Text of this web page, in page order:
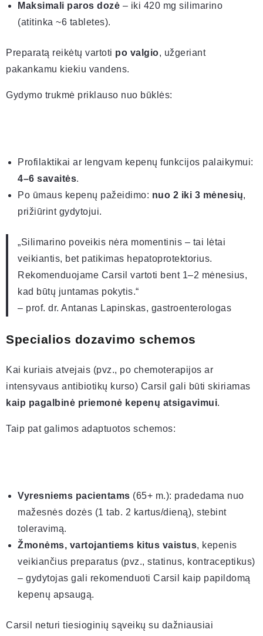
Maksimali paros dozė – iki 420 mg silimarino
(atitinka ~6 tabletes).
Preparatą reikėtų vartoti po valgio, užgeriant
pakankamu kiekiu vandens.
Gydymo trukmė priklauso nuo būklės:
Profilaktikai ar lengvam kepenų funkcijos palaikymui:
4–6 savaitės.
Po ūmaus kepenų pažeidimo: nuo 2 iki 3 mėnesių,
prižiūrint gydytojui.
„Silimarino poveikis nėra momentinis – tai lėtai
veikiantis, bet patikimas hepatoprotektorius.
Rekomenduojame Carsil vartoti bent 1–2 mėnesius,
kad būtų juntamas pokytis.“
– prof. dr. Antanas Lapinskas, gastroenterologas
Specialios dozavimo schemos
Kai kuriais atvejais (pvz., po chemoterapijos ar
intensyvaus antibiotikų kurso) Carsil gali būti skiriamas
kaip pagalbinė priemonė kepenų atsigavimui.
Taip pat galimos adaptuotos schemos:
Vyresniems pacientams (65+ m.): pradedama nuo
mažesnės dozės (1 tab. 2 kartus/dieną), stebint
toleravimą.
Žmonėms, vartojantiems kitus vaistus, kepenis
veikiančius preparatus (pvz., statinus, kontraceptikus)
– gydytojas gali rekomenduoti Carsil kaip papildomą
kepenų apsaugą.
Carsil neturi tiesioginių sąveikų su dažniausiai